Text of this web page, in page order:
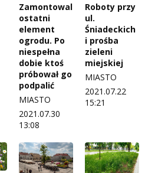
Zamontowali
ostatni
element
ogrodu. Po
niespełna
dobie ktoś
próbował go
podpalić
MIASTO
2021.07.30
13:08
Roboty przy
ul.
Śniadeckich
i prośba
zieleni
miejskiej
MIASTO
2021.07.22
15:21